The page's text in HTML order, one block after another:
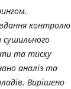
контролю
та тиску
аналіз та
Вирішено